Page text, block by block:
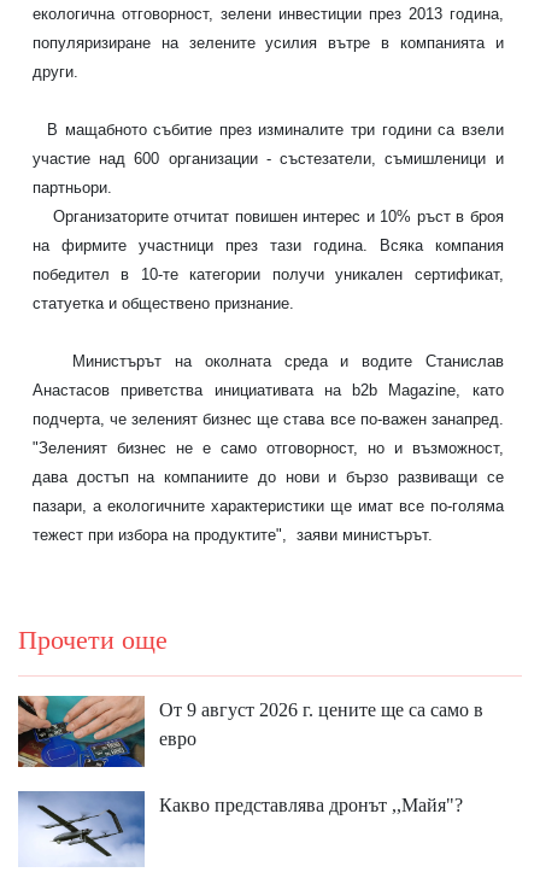
екологична отговорност, зелени инвестиции през 2013 година,
популяризиране на зелените усилия вътре в компанията и
други.
В мащабното събитие през изминалите три години са взели
участие над 600 организации - състезатели, съмишленици и
партньори.
Организаторите отчитат повишен интерес и 10% ръст в броя
на фирмите
участници през тази година. Всяка компания
победител в 10-те категории
получи уникален сертификат,
статуетка и обществено признание.
Министърът на околната среда и водите Станислав
Анастасов
приветства инициативата на b2b Magazinе, като
подчерта, че зеленият бизнес ще става все по-важен занапред.
"Зеленият бизнес не е само отговорност, но и
възможност,
дава достъп на компаниите до нови и бързо развиващи се
пазари, а екологичните характеристики ще имат все по-голяма
тежест при избора на продуктите", заяви министърът.
Прочети още
От 9 август 2026 г. цените ще са само в
евро
Какво представлява дронът ,,Майя"?